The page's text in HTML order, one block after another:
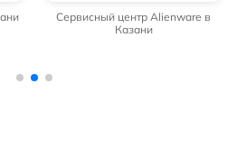
Сервисный центр Alienware в
Казани